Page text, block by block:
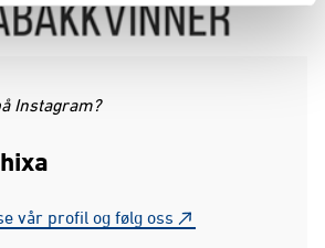
Instagram?
vår profil og følg oss